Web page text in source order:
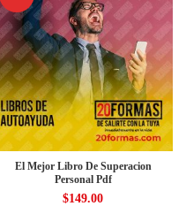
El Mejor Libro De Superacion
Personal Pdf
$149.00